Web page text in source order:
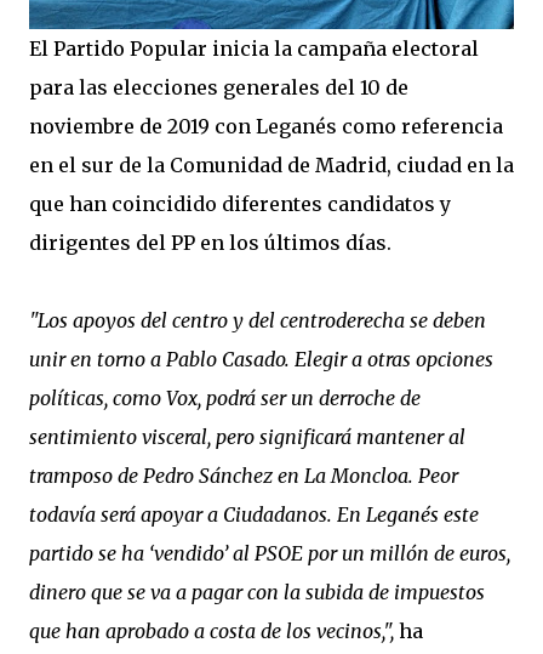
El Partido Popular inicia la campaña electoral
para las elecciones generales del 10 de
noviembre de 2019 con Leganés como referencia
en el sur de la Comunidad de Madrid, ciudad en la
que han coincidido diferentes candidatos y
dirigentes del PP en los últimos días.
"Los apoyos del centro y del centroderecha se deben
unir en torno a Pablo Casado. Elegir a otras opciones
políticas, como Vox, podrá ser un derroche de
sentimiento visceral, pero significará mantener al
tramposo de Pedro Sánchez en La Moncloa. Peor
todavía será apoyar a Ciudadanos. En Leganés este
partido se ha ‘vendido’ al PSOE por un millón de euros,
dinero que se va a pagar con la subida de impuestos
que han aprobado a costa de los vecinos,", ha